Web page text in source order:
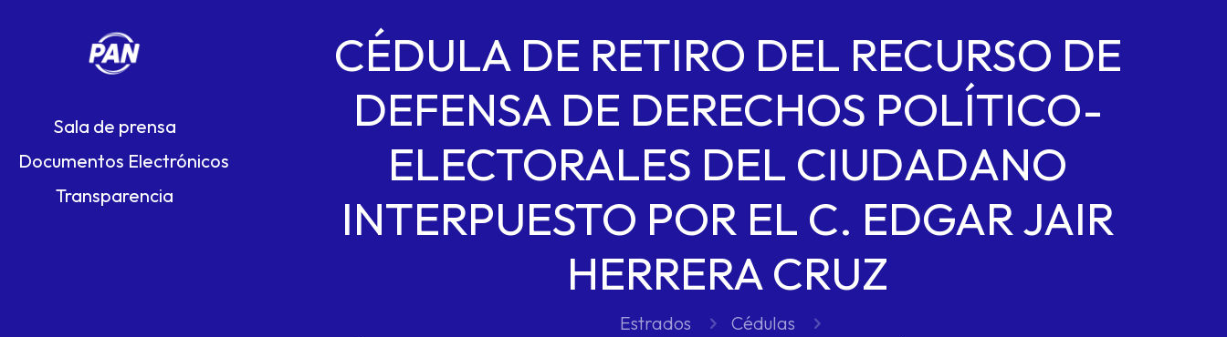
Sala de prensa
Documentos Electrónicos
Transparencia
CÉDULA DE RETIRO DEL RECURSO DE
DEFENSA DE DERECHOS POLÍTICO-
ELECTORALES DEL CIUDADANO
INTERPUESTO POR EL C. EDGAR JAIR
HERRERA CRUZ
Estrados
Cédulas